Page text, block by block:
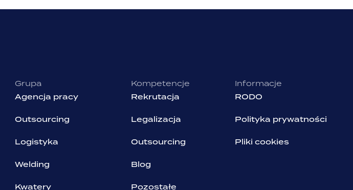
Grupa
Agencja pracy
Outsourcing
Logistyka
Welding
Kwatery
Kompetencje
Rekrutacja
Legalizacja
Outsourcing
Blog
Pozostałe
Informacje
RODO
Polityka prywatności
Pliki cookies